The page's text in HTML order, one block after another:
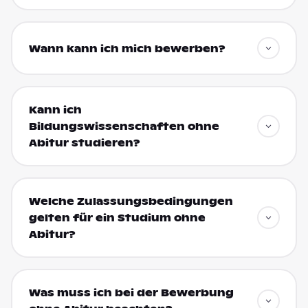
Wann kann ich mich bewerben?
Kann ich
Bildungswissenschaften ohne
Abitur studieren?
Welche Zulassungsbedingungen
gelten für ein Studium ohne
Abitur?
Was muss ich bei der Bewerbung